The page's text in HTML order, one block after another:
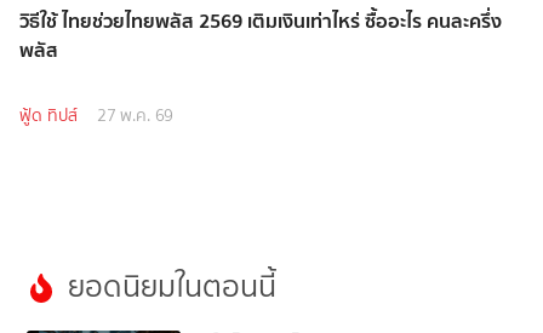
วิธีใช้ ไทยช่วยไทยพลัส 2569 เติมเงินเท่าไหร่ ซื้ออะไร คนละครึ่ง
พลัส
ฟู้ด ทิปส์ 27 พ.ค. 69
ยอดนิยมในตอนนี้